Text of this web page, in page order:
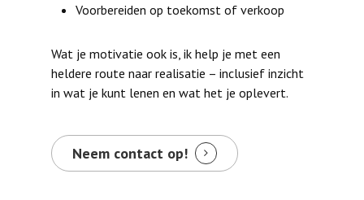
Voorbereiden op toekomst of verkoop
Wat je motivatie ook is, ik help je met een
heldere route naar realisatie – inclusief inzicht
in wat je kunt lenen en wat het je oplevert.
Neem contact op!